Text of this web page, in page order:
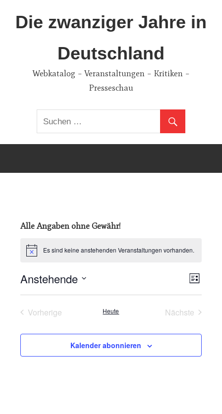
Die zwanziger Jahre in
Deutschland
Webkatalog – Veranstaltungen – Kritiken –
Presseschau
Alle Angaben ohne Gewähr!
HinweisEs sind keine anstehenden Veranstaltungen vorhanden.
Liste
Anstehende
Datum
wählen.
Vorherige
Heute
Nächste
Kalender abonnieren